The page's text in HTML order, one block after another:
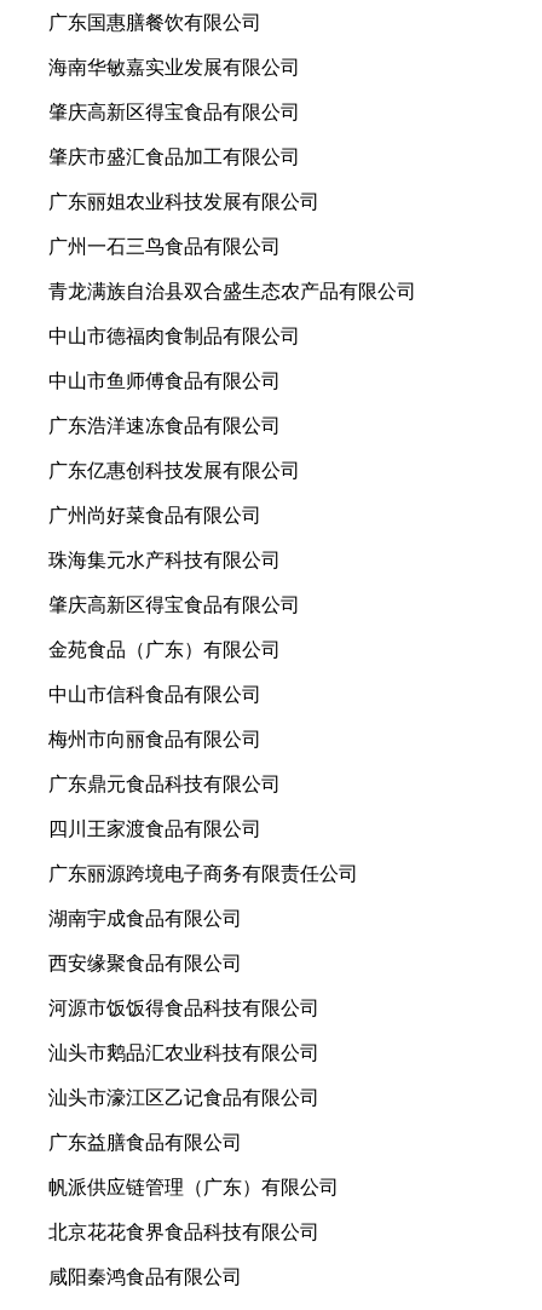
广东国惠膳餐饮有限公司
海南华敏嘉实业发展有限公司
肇庆高新区得宝食品有限公司
肇庆市盛汇食品加工有限公司
广东丽姐农业科技发展有限公司
广州一石三鸟食品有限公司
青龙满族自治县双合盛生态农产品有限公司
中山市德福肉食制品有限公司
中山市鱼师傅食品有限公司
广东浩洋速冻食品有限公司
广东亿惠创科技发展有限公司
广州尚好菜食品有限公司
珠海集元水产科技有限公司
肇庆高新区得宝食品有限公司
金苑食品（广东）有限公司
中山市信科食品有限公司
梅州市向丽食品有限公司
广东鼎元食品科技有限公司
四川王家渡食品有限公司
广东丽源跨境电子商务有限责任公司
湖南宇成食品有限公司
西安缘聚食品有限公司
河源市饭饭得食品科技有限公司
汕头市鹅品汇农业科技有限公司
汕头市濠江区乙记食品有限公司
广东益膳食品有限公司
帆派供应链管理（广东）有限公司
北京花花食界食品科技有限公司
咸阳秦鸿食品有限公司